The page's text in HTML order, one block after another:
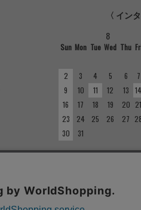
〈 イン
8
Sun Mon Tue Wed Thu
2 3 4 5 6
7
9
10 11 12 13
14
16
17 18 19 20 21
23
24 25 26 27
30
31